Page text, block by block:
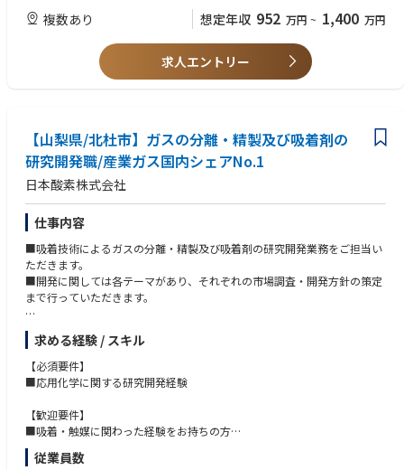
■ヌーラボサービスの事業規模拡大
ながら魅力的な製品を提供し続けます。
プロダクト戦略の策定・実行、プロダクトビジョン / ロードマップの策
■プロダクト要件定義とプロジェクトマネジメント
ユーザーストーリーや要件定義などをPRDに落とし込み、開発要件を明確
化します。
エンジニアやデザイナーと協働し、アジャイル開発の手法を活用したプロ
ジェクトを推進します。
■効果測定とデータ分析
パフォーマンス測定、ユーザー行動ログや調査結果の分析・振り返りを通
して、継続的な改善を推進します。
■ステークホルダーとのコミュニケーション
開発、デザイン、カスタマーサクセス、カスタマーサポート、マーケティ
ングチームなど多様なチームとの連携を通じたプロジェクト推進を担いま
す（同社では海外拠点にもデザインチーム、マーケティングチームのメン
バーが在籍しています）。
ク）を通じたニーズの把握を進めます。
▼素養・スキル面
遊び心を持って取り組むことができる
顧客の声をただ聞くだけでなく、ヌーラボのミッションに共感してプロダ
クト開発に取り組んでいただきたいと考えます。
進んでアウトプット・言語化できるスキル
英語でのコミュニケーションに抵抗がない方（翻訳ツールの利用可 / 今後
海外メンバーとの連携を強化していきます）
【歓迎要件】
バックオフィス向け事業に関するユーザー像・ドメインの深い解像度
ユーザーリサーチ・インタビューの実施および開発プロセスへの組み込
み、改善をリードした経験
データ分析スキル（SQL / Mixpanel / Tableau等の利用経験）とクリエイ
ティブな発想を併せ持つ方
UXデザインやUI設計に関する知識、またはプロジェクトマネジメント関連
の資格（PMP等）
複数あり 想定年収 952 万円 ~ 1,400 万円
求人エントリー
【山梨県/北杜市】ガスの分離・精製及び吸着剤の
研究開発職/産業ガス国内シェアNo.1
日本酸素株式会社
仕事内容
■吸着技術によるガスの分離・精製及び吸着剤の研究開発業務をご担当い
ただきます。
■開発に関しては各テーマがあり、それぞれの市場調査・開発方針の策定
まで行っていただきます。
【職務内容】
実際に触媒を作製し、ガスを流して測定・評価するまでをご担当いただき
ます。
■深冷空気分離装置用空気中の不純物除去技術の開発と吸着器設計
■高純度ガス精製技術の開発
■CO2回収技術の開発
求める経験 / スキル
【必須要件】
■応用化学に関する研究開発経験
【歓迎要件】
■吸着・触媒に関わった経験をお持ちの方
■吸着・触媒に関わる基礎研究ができる方（海外論文含め）
従業員数